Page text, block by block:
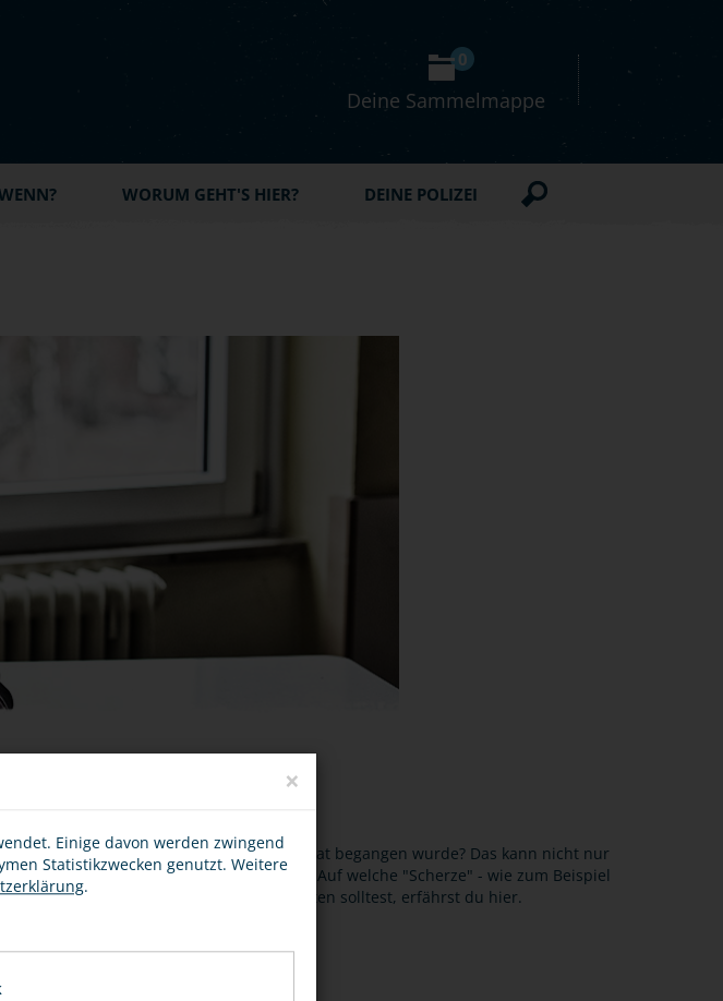
Deine Sammelmappe
0
WORUM GEHT'S HIER? DEINE POLIZEI
bei der Polizei erzählen, dass eine Straftat begangen wurde? Das kann nicht nur
Umständen sogar bei Strafe verboten. Auf welche "Scherze" - wie zum Beispiel
- du im Alltag besser verzichten solltest, erfährst du hier.
×
Einige davon werden zwingend
Statistikzwecken genutzt. Weitere
.